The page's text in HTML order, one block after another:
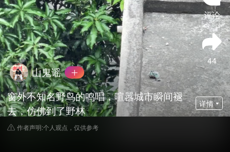
评论
44
山鬼谣
窗外不知名野鸟的鸣唱，喧嚣城市瞬间褪
去，仿佛到了野林
详情
作者声明:个人观点，仅供参考